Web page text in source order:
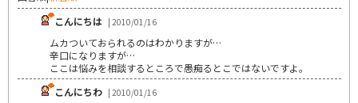
こんにちは | 2010/01/16
ムカついておられるのはわかりますが…
辛口になりますが…
ここは悩みを相談するところで愚痴るとこではないですよ。
こんにちわ | 2010/01/16